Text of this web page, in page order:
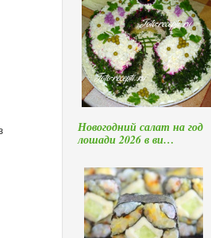
Новогодний салат на год
лошади 2026 в ви…